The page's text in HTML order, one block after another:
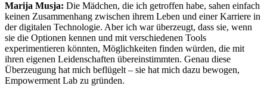
Marija Musja: Die Mädchen, die ich getroffen habe, sahen einfach
keinen Zusammenhang zwischen ihrem Leben und einer Karriere in
der digitalen Technologie. Aber ich war überzeugt, dass sie, wenn
sie die Optionen kennen und mit verschiedenen Tools
experimentieren könnten, Möglichkeiten finden würden, die mit
ihren eigenen Leidenschaften übereinstimmten. Genau diese
Überzeugung hat mich beflügelt – sie hat mich dazu bewogen,
Empowerment Lab zu gründen.